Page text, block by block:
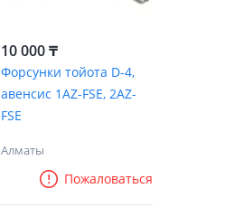
10 000 ₸
Форсунки тойота D-4,
авенсис 1AZ-FSE, 2AZ-
FSE
Алматы
Пожаловаться